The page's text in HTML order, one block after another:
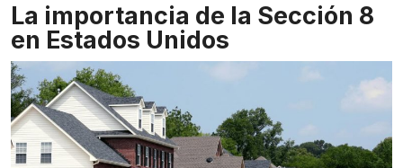
La importancia de la Sección 8
en Estados Unidos